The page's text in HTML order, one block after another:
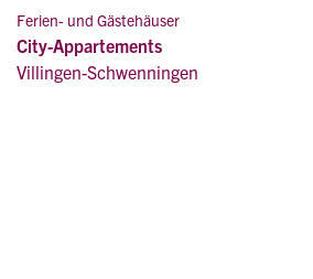
Ferien- und Gästehäuser
City-Appartements
Villingen-Schwenningen